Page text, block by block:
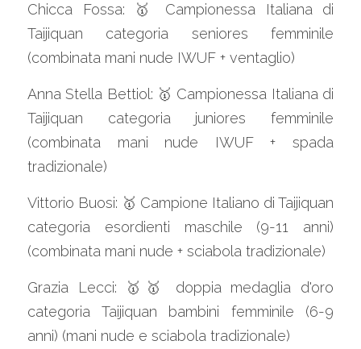
Chicca Fossa: 🥇 Campionessa Italiana di
Taijiquan categoria seniores femminile
(combinata mani nude IWUF + ventaglio)
Anna Stella Bettiol: 🥇 Campionessa Italiana di
Taijiquan categoria juniores femminile
(combinata mani nude IWUF + spada
tradizionale)
Vittorio Buosi: 🥇 Campione Italiano di Taijiquan
categoria esordienti maschile (9-11 anni)
(combinata mani nude + sciabola tradizionale)
Grazia Lecci: 🥇🥇 doppia medaglia d'oro
categoria Taijiquan bambini femminile (6-9
anni) (mani nude e sciabola tradizionale)